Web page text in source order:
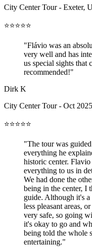
City Center Tour - Exeter,
⭐⭐⭐⭐⭐
"Flávio was an
very well and has
us special sights that
recommended!"
Dirk K
City Center Tour - Oct
⭐⭐⭐⭐⭐
"The tour was
everything he
historic center.
everything to us in
We had done the
being in the center, I
guide. Although it's a
less pleasant areas,
very safe, so going
it's okay to go and
being told the whole
entertaining."